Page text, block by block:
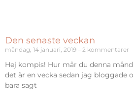
Den senaste veckan
måndag, 14 januari, 2019 2 kommentarer
Hej kompis! Hur mår du denna
det är en vecka sedan jag bloggade
bara sagt